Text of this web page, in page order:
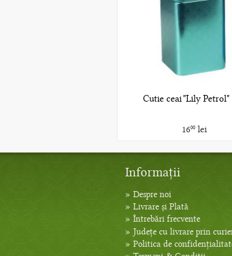
Cutie ceai "Lily Petrol"
1600lei
Informații
» Despre noi
» Livrare și Plată
» Întrebări frecvente
» Județe cu livrare prin
» Politica de